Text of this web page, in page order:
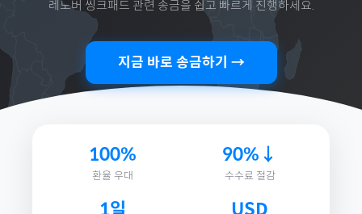
레노버 씽크패드 관련 송금을 쉽고 빠르게 진행하세요.
지금 바로 송금하기 →
100%
환율 우대
90%↓
수수료 절감
1일 USD